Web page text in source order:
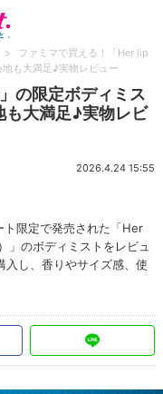
>
ファミマで買える！「Her lip
も大満足♪実物レビュー
の限定ボディミス
も大満足♪実物レビ
2026.4.24 15:55
限定で発売された「Her
」のボディミストをレビュ
し、香りやサイズ感、使